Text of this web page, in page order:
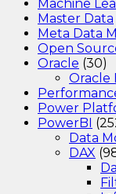
Machine
Master Data
Meta Data
Open
Oracle (30)
Oracle
Power
PowerBI
Data
DAX